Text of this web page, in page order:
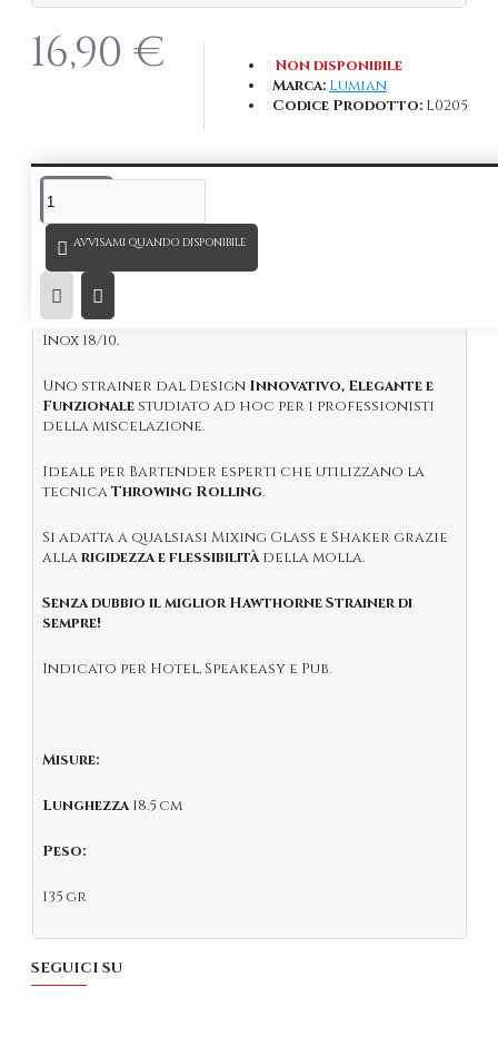
16,90 €
Non disponibile
Marca: Lumian
Codice Prodotto: L0205
AVVISAMI QUANDO DISPONIBILE
DESCRIZIONE
*Registro Disegno o modello dell’Unione europea
Nº003451004-0001
NuovoHawthorne Strainer Mercury
Inox 18/10.
Uno strainer dal DesignInnovativo, Elegante e
Funzionalestudiato ad hoc per i professionisti
della miscelazione.
Ideale per Bartender esperti che utilizzano la
tecnicaThrowing Rolling.
Si adatta a qualsiasi Mixing Glass e Shaker grazie
allarigidezza e flessibilitàdella molla.
Senza dubbio il miglior Hawthorne Strainer di
sempre!
Indicato per Hotel, Speakeasy e Pub.
Misure:
Lunghezza18.5 cm
Peso:
135 gr
SEGUICI SU